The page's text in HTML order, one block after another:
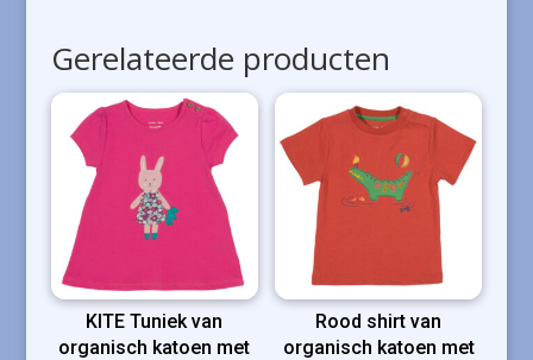
Gerelateerde producten
KITE Tuniek van
organisch katoen met
Rood shirt van
organisch katoen met